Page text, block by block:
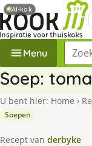
Menu Zoek
Soep:
U bent hier: Home ›
Soepen
Recept van derbyke
AI-kok